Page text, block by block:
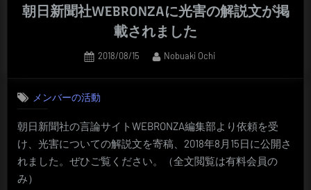
朝日新聞社WEBRONZAに光害の解説文が掲
載されました
Posted
2018/08/15 By
Nobuaki Ochi
メンバーの活動
朝日新聞社の言論サイトWEBRONZA編集部より依頼を受
け、光害についての解説文を寄稿、2018年8月15日に公開さ
れました。ぜひご覧ください。（全文閲覧は有料会員の
み）